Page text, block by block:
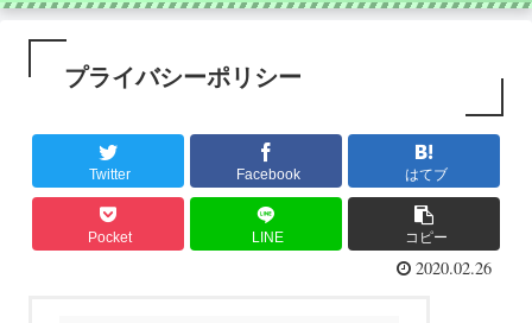
プライバシーポリシー
Twitter Facebook はてブ
Pocket LINE コピー
2020.02.26